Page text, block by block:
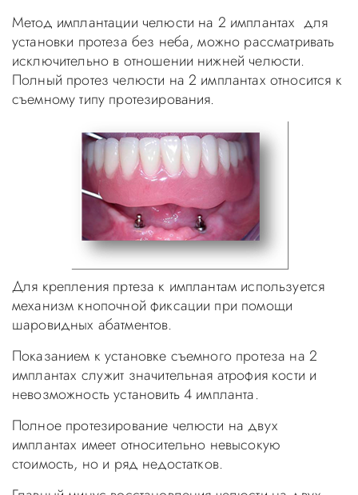
Метод имплантации челюсти на 2 имплантах для
установки протеза без неба, можно рассматривать
исключительно в отношении нижней челюсти.
Полный протез челюсти на 2 имплантах относится к
съемному типу протезирования.
Для крепления пртеза к имплантам используется
механизм кнопочной фиксации при помощи
шаровидных абатментов.
Показанием к установке съемного протеза на 2
имплантах служит значительная атрофия кости и
невозможность установить 4 импланта.
Полное протезирование челюсти на двух
имплантах имеет относительно невысокую
стоимость, но и ряд недостатков.